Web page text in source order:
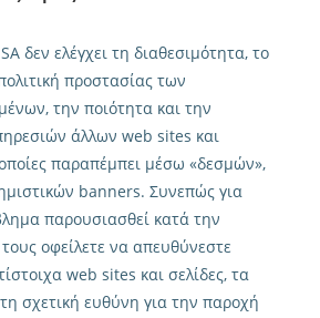
δεν ελέγχει τη διαθεσιμότητα, το
προστασίας των
την ποιότητα και την
άλλων web sites και
παραπέμπει μέσω «δεσμών»,
banners. Συνεπώς για
παρουσιασθεί κατά την
οφείλετε να απευθύνεστε
web sites και σελίδες, τα
σχετική ευθύνη για την παροχή